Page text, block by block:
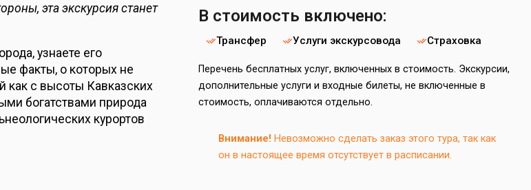
эта экскурсия станет
узнаете его
факты, о которых не
как с высоты Кавказских
богатствами природа
курортов
В стоимость включено:
Трансфер Услуги экскурсовода Страховка
Перечень бесплатных услуг, включенных в стоимость. Экскурсии,
дополнительные услуги и входные билеты, не включенные в
стоимость, оплачиваются отдельно.
Внимание! Невозможно сделать заказ этого тура, так как
он в настоящее время отсутствует в расписании.